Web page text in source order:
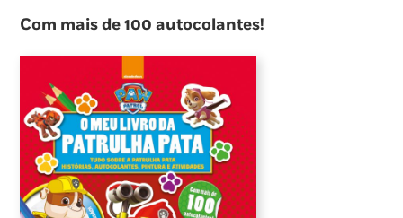
Com mais de 100 autocolantes!